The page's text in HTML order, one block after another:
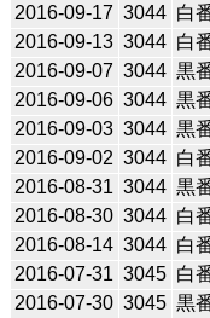
2016-09-17 3044 白
2016-09-13 3044 白
2016-09-07 3044 黒
2016-09-06 3044 黒
2016-09-03 3044 黒
2016-09-02 3044 白
2016-08-31 3044 黒
2016-08-30 3044 白
2016-08-14 3044 白
2016-07-31 3045 白
2016-07-30 3045 黒